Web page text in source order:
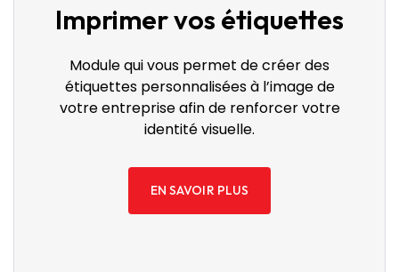
Imprimer vos étiquettes
Module qui vous permet de créer des
étiquettes personnalisées à l’image de
votre entreprise afin de renforcer votre
identité visuelle.
EN SAVOIR PLUS